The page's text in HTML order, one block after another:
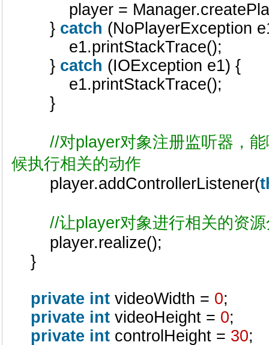
player =
} catch (NoPlayerException
e1.printStackTrace();
} catch (IOException e1) {
e1.printStackTrace();
}
//对player对象注册监听器，
候执行相关的动作
player.addControllerListener(
//让player对象进行相关的资
player.realize();
}
private int videoWidth = 0;
private int videoHeight = 0;
private int controlHeight = 30;